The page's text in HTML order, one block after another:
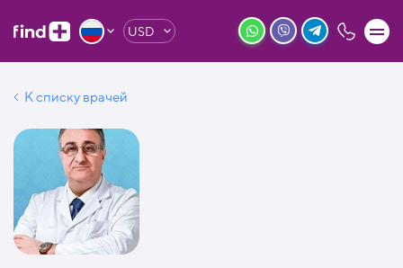
USD
К списку врачей